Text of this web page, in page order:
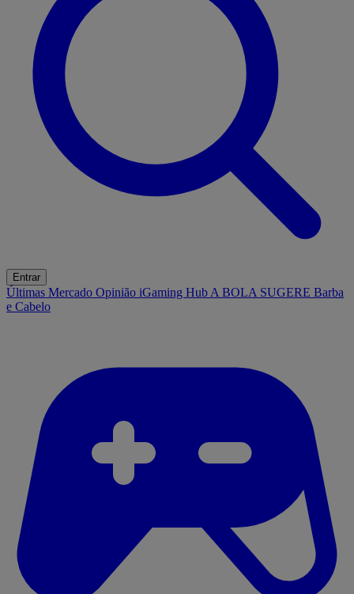
Entrar
Últimas Mercado Opinião iGaming Hub A BOLA SUGERE Barba
e Cabelo